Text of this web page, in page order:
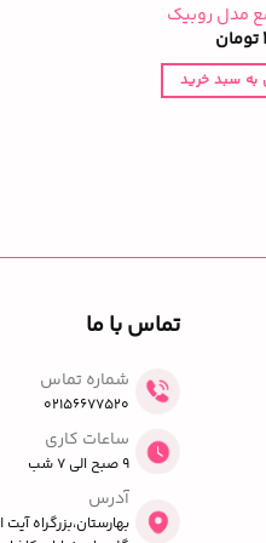
مدل روبیک
تومان
به سبد خرید
تماس با ما
شماره تماس
02156677520
ساعات کاری
9 صبح الی 7 شب
آدرس
بهارستان،بزرگراه